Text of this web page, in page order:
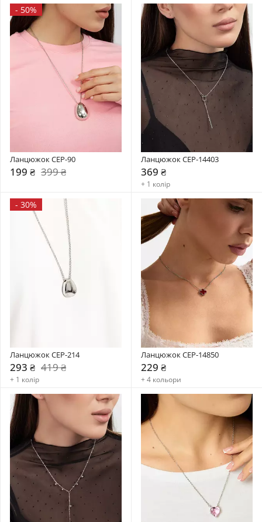
- 50%
Ланцюжок CEP-90
199 ₴ 399 ₴
Ланцюжок CEP-14403
369 ₴
+ 1 колір
- 30%
Ланцюжок CEP-214
293 ₴ 419 ₴
+ 1 колір
Ланцюжок CEP-14850
229 ₴
+ 4 кольори